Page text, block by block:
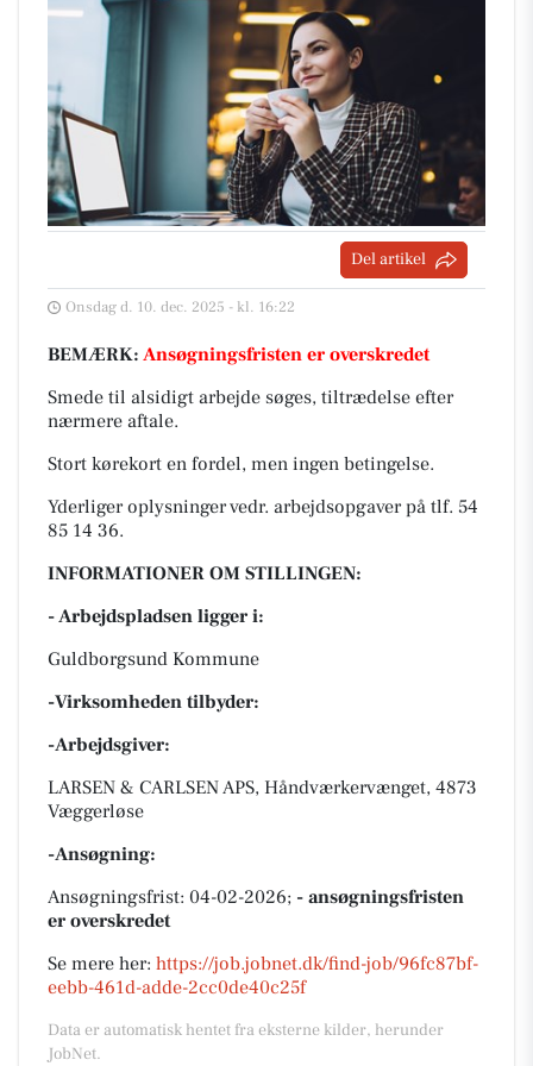
Del artikel
Onsdag d. 10. dec. 2025 - kl. 16:22
BEMÆRK: Ansøgningsfristen er overskredet
Smede til alsidigt arbejde søges, tiltrædelse efter
nærmere aftale.
Stort kørekort en fordel, men ingen betingelse.
Yderliger oplysninger vedr. arbejdsopgaver på tlf. 54
85 14 36.
INFORMATIONER OM STILLINGEN:
- Arbejdspladsen ligger i:
Guldborgsund Kommune
-Virksomheden tilbyder:
-Arbejdsgiver:
LARSEN & CARLSEN APS, Håndværkervænget, 4873
Væggerløse
-Ansøgning:
Ansøgningsfrist: 04-02-2026; - ansøgningsfristen
er overskredet
Se mere her: https://job.jobnet.dk/find-job/96fc87bf-
eebb-461d-adde-2cc0de40c25f
Data er automatisk hentet fra eksterne kilder, herunder
JobNet.